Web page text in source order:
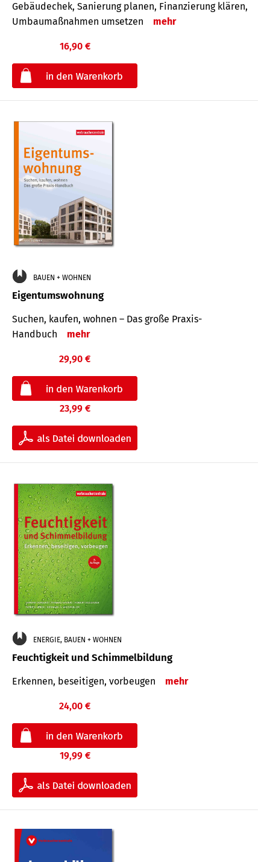
Gebäudechek, Sanierung planen, Finanzierung klären,
Umbaumaßnahmen umsetzen
mehr
16,90 €
BAUEN + WOHNEN
Eigentumswohnung
Suchen, kaufen, wohnen – Das große Praxis-
Handbuch
mehr
29,90 €
23,99 €
ENERGIE, BAUEN + WOHNEN
Feuchtigkeit und Schimmelbildung
Erkennen, beseitigen, vorbeugen mehr
24,00 €
19,99 €